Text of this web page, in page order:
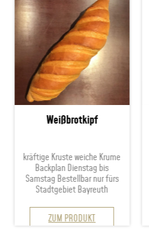
Weißbrotkipf
kräftige Kruste weiche Krume
Backplan Dienstag bis
Samstag Bestellbar nur fürs
Stadtgebiet Bayreuth
ZUM PRODUKT